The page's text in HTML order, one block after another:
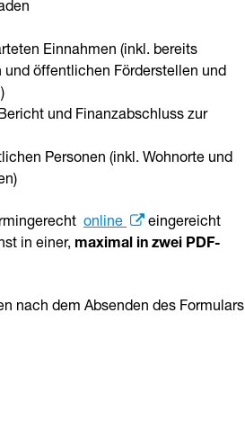
Einnahmen (inkl. bereits
öffentlichen Förderstellen und
und Finanzabschluss zur
Personen (inkl. Wohnorte und
online
eingereicht
in einer, maximal in zwei PDF-
nach dem Absenden des Formulars